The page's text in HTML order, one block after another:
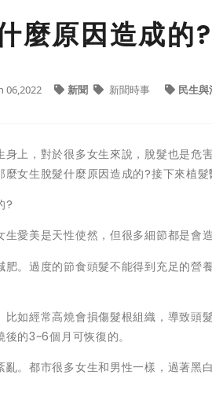
麼原因造成的?
06,2022 新聞 新聞時事 民生與
身上，對於很多女生來說，脫髮也是
女生脫髮什麼原因造成的?接下來植髮
?
愛美是天性使然，但很多細節都是會
肥。過度的節食頭髮不能得到充足的
比如經常高燒會損傷髮根組織，導致
的3~6個月可恢復的。
亂。都市很多女生和男性一樣，過著